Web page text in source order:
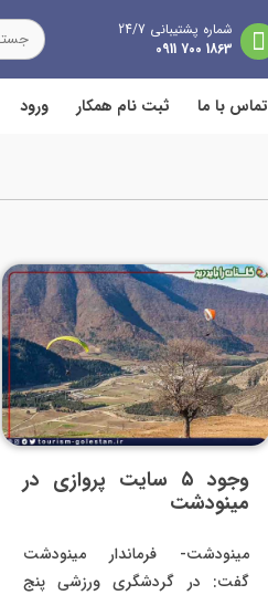
شماره پشتیبانی 24/7
1863 700 0911
تماس با ما ثبت نام همکار ورود
وجود ۵ سایت پروازی در
مینودشت
مینودشت- فرماندار مینودشت
گفت: در گردشگری ورزشی پنج